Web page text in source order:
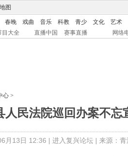
图
春晚 戏曲 音乐 科教 青少 文化
艺术
目大全 直播中国 赛事直播 网络
心 >
人民法院巡回办案不忘
月13日 12:36 | 进入复兴论坛| 来源：